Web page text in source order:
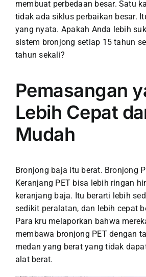
membuat perbedaan besar. Satu
tidak ada siklus perbaikan besar.
yang nyata. Apakah Anda lebih
sistem bronjong setiap 15 tahun
tahun sekali?
Pemasangan
Lebih Cepat
Mudah
Bronjong baja itu berat. Bronjong
Keranjang PET bisa lebih ringan
keranjang baja. Itu berarti lebih
sedikit peralatan, dan lebih cepat
Para kru melaporkan bahwa
membawa bronjong PET dengan
medan yang berat yang tidak
alat berat.